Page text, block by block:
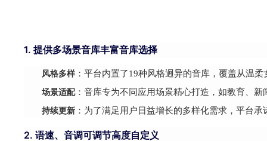
1. 提供多场景音库丰富音库选择
风格多样：平台内置了19种风格迥异的音库，覆盖从温
场景适配：音库专为不同应用场景精心打造，如教育、
持续更新 ：为了满足用户日益增长的多样化需求，平台
2. 语速、音调可调节高度自定义